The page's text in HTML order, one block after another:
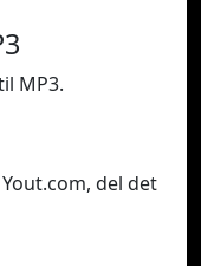
MP3.
del det